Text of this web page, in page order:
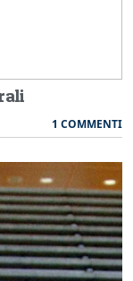
1 COMMENTI